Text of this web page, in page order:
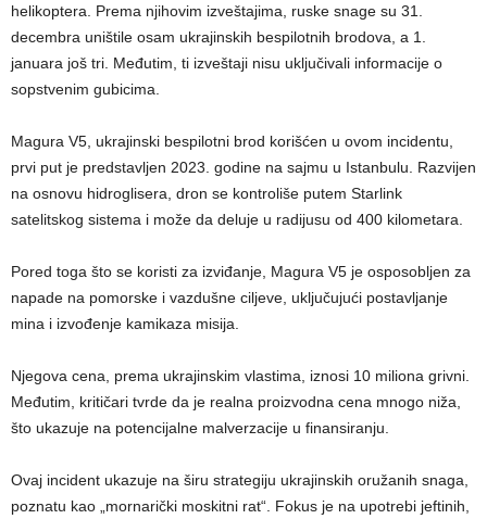
helikoptera. Prema njihovim izveštajima, ruske snage su 31.
decembra uništile osam ukrajinskih bespilotnih brodova, a 1.
januara još tri. Međutim, ti izveštaji nisu uključivali informacije o
sopstvenim gubicima.
Magura V5, ukrajinski bespilotni brod korišćen u ovom incidentu,
prvi put je predstavljen 2023. godine na sajmu u Istanbulu. Razvijen
na osnovu hidroglisera, dron se kontroliše putem Starlink
satelitskog sistema i može da deluje u radijusu od 400 kilometara.
Pored toga što se koristi za izviđanje, Magura V5 je osposobljen za
napade na pomorske i vazdušne ciljeve, uključujući postavljanje
mina i izvođenje kamikaza misija.
Njegova cena, prema ukrajinskim vlastima, iznosi 10 miliona grivni.
Međutim, kritičari tvrde da je realna proizvodna cena mnogo niža,
što ukazuje na potencijalne malverzacije u finansiranju.
Ovaj incident ukazuje na širu strategiju ukrajinskih oružanih snaga,
poznatu kao „mornarički moskitni rat“. Fokus je na upotrebi jeftinih,